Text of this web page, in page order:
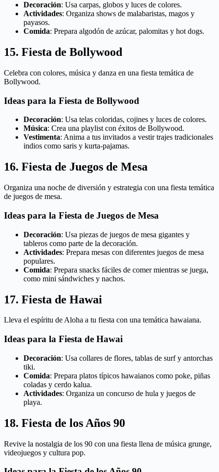
Decoración: Usa carpas, globos y luces de colores.
Actividades: Organiza shows de malabaristas, magos y
payasos.
Comida: Prepara algodón de azúcar, palomitas y hot dogs.
15. Fiesta de Bollywood
Celebra con colores, música y danza en una fiesta temática de
Bollywood.
Ideas para la Fiesta de Bollywood
Decoración: Usa telas coloridas, cojines y luces de colores.
Música: Crea una playlist con éxitos de Bollywood.
Vestimenta: Anima a tus invitados a vestir trajes tradicionales
indios como saris y kurta-pajamas.
16. Fiesta de Juegos de Mesa
Organiza una noche de diversión y estrategia con una fiesta temática
de juegos de mesa.
Ideas para la Fiesta de Juegos de Mesa
Decoración: Usa piezas de juegos de mesa gigantes y
tableros como parte de la decoración.
Actividades: Prepara mesas con diferentes juegos de mesa
populares.
Comida: Prepara snacks fáciles de comer mientras se juega,
como mini sándwiches y nachos.
17. Fiesta de Hawai
Lleva el espíritu de Aloha a tu fiesta con una temática hawaiana.
Ideas para la Fiesta de Hawai
Decoración: Usa collares de flores, tablas de surf y antorchas
tiki.
Comida: Prepara platos típicos hawaianos como poke, piñas
coladas y cerdo kalua.
Actividades: Organiza un concurso de hula y juegos de
playa.
18. Fiesta de los Años 90
Revive la nostalgia de los 90 con una fiesta llena de música grunge,
videojuegos y cultura pop.